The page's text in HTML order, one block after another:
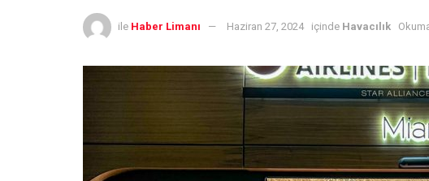
ile Haber Limanı Haziran 27, 2024 içinde Havacılık